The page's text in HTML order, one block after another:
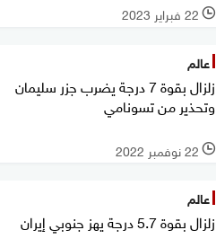
l 22 فبراير 2023
عالم
زلزال بقوة 7 درجة يضرب جزر سليمان
وتحذير من تسونامي
l 22 نوفمبر 2022
عالم
زلزال بقوة 5.7 درجة يهز جنوبي إيران